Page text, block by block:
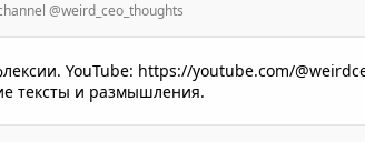
@weird_ceo_thoughts
YouTube: https://youtube.com/
тексты и размышления.